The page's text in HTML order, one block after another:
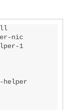
nic
1